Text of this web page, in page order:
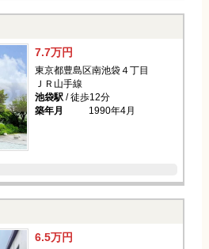
7.7万円
東京都豊島区南池袋４丁目
ＪＲ山手線
池袋駅/ 徒歩12分
築年月
1990年4月
6.5万円